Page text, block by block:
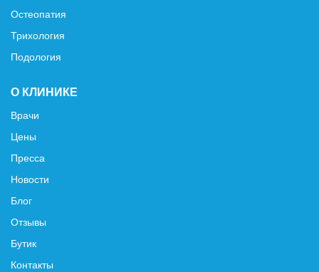
Остеопатия
Трихология
Подология
О КЛИНИКЕ
Врачи
Цены
Пресса
Новости
Блог
Отзывы
Бутик
Контакты